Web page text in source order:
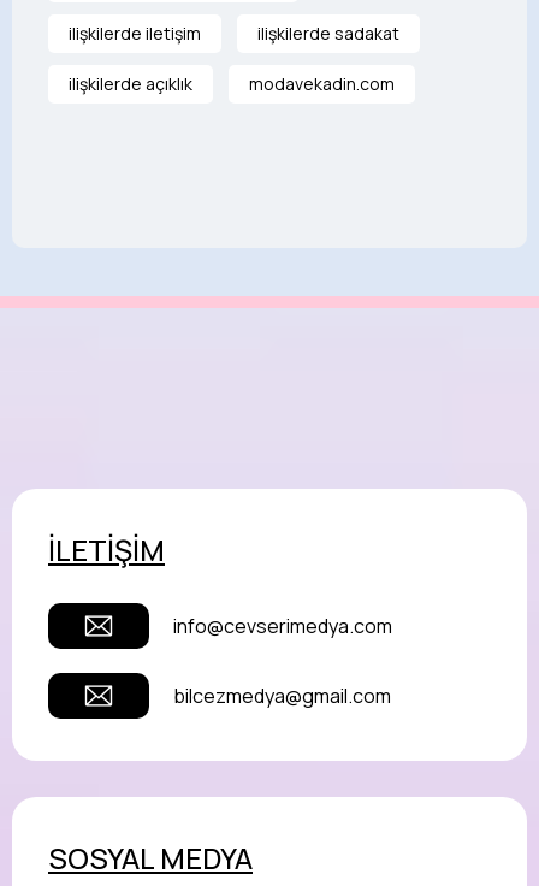
ilişkilerde iletişim ilişkilerde sadakat
ilişkilerde açıklık modavekadin.com
İLETİŞİM
info@cevserimedya.com
bilcezmedya@gmail.com
SOSYAL MEDYA